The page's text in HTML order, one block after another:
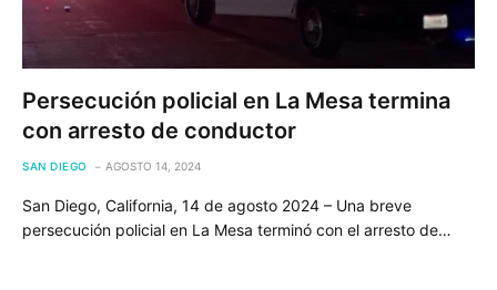
Persecución policial en La Mesa termina
con arresto de conductor
SAN DIEGO AGOSTO 14, 2024
San Diego, California, 14 de agosto 2024 – Una breve
persecución policial en La Mesa terminó con el arresto de…